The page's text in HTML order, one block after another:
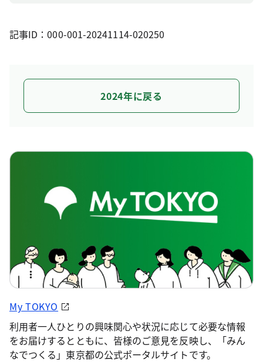
記事ID：000-001-20241114-020250
2024年に戻る
My TOKYO
利用者一人ひとりの興味関心や状況に応じて必要な情報
をお届けするとともに、皆様のご意見を反映し、「みん
なでつくる」東京都の公式ポータルサイトです。